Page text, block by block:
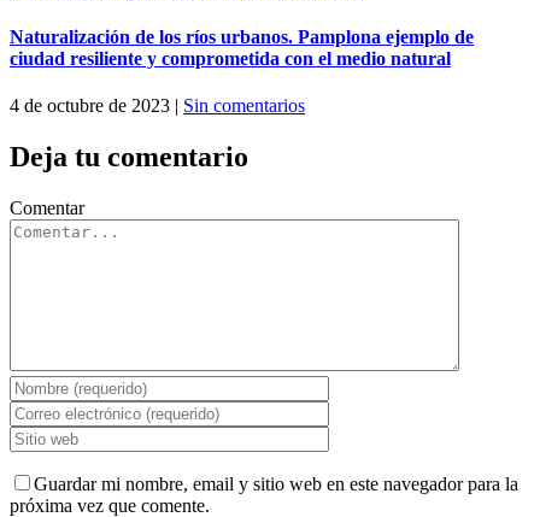
Naturalización de los ríos urbanos. Pamplona ejemplo de
ciudad resiliente y comprometida con el medio natural
4 de octubre de 2023 | Sin comentarios
Deja tu comentario
Comentar
Guardar mi nombre, email y sitio web en este navegador para la
próxima vez que comente.